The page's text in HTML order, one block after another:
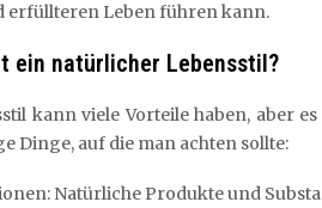
erfüllteren Leben führen kann.
ein natürlicher Lebensstil?
kann viele Vorteile haben, aber
Dinge, auf die man achten sollte:
Natürliche Produkte und